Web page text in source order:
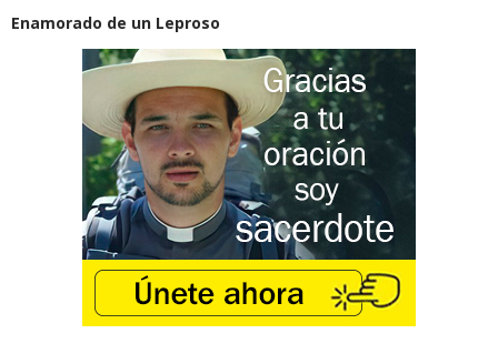
Enamorado de un Leproso